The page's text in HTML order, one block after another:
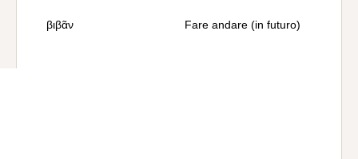
βιβᾶν Fare andare (in futuro)